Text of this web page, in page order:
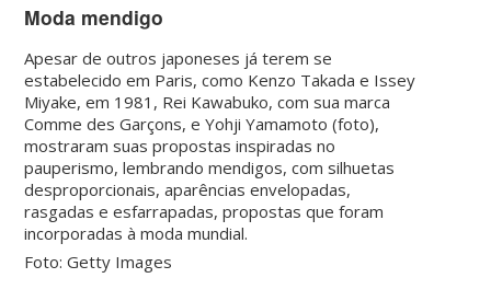
Moda mendigo
Apesar de outros japoneses já terem se
estabelecido em Paris, como Kenzo Takada e Issey
Miyake, em 1981, Rei Kawabuko, com sua marca
Comme des Garçons, e Yohji Yamamoto (foto),
mostraram suas propostas inspiradas no
pauperismo, lembrando mendigos, com silhuetas
desproporcionais, aparências envelopadas,
rasgadas e esfarrapadas, propostas que foram
incorporadas à moda mundial.
Foto: Getty Images